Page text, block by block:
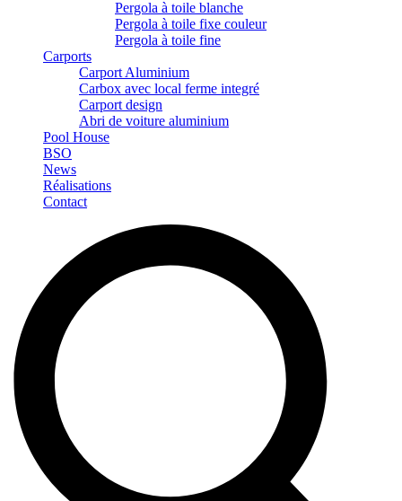
Pergola à toile blanche
Pergola à toile fixe couleur
Pergola à toile fine
Carports
Carport Aluminium
Carbox avec local ferme integré
Carport design
Abri de voiture aluminium
Pool House
BSO
News
Réalisations
Contact